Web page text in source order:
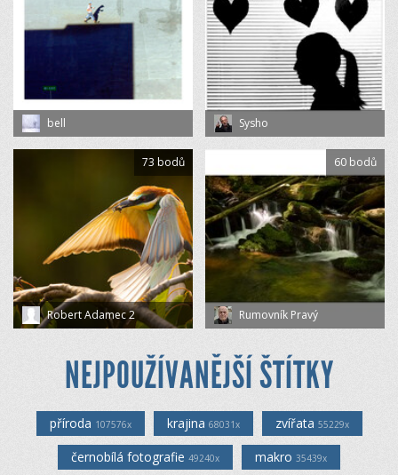
bell Sysho
Robert Adamec 2
73 bodů
Rumovník Pravý
60 bodů
NEJPOUŽÍVANĚJŠÍ ŠTÍTKY
příroda 107576x krajina 68031x zvířata 55229x
černobílá fotografie 49240x makro 35439x